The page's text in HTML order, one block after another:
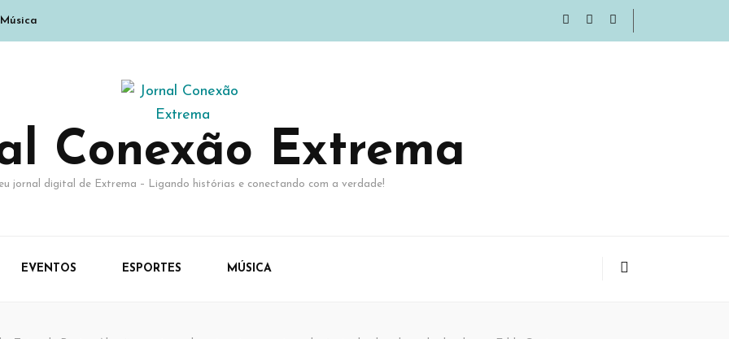
Música
Conexão Extrema
jornal digital de Extrema – Ligando histórias e conectando com a verdade!
EVENTOS ESPORTES MÚSICA